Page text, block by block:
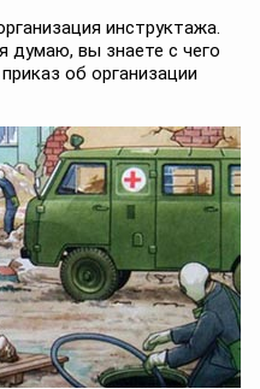
инструктажа.
думаю, вы знаете с чего
об организации